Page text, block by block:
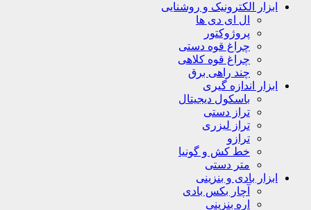
ابزار الکترونیک و روشنایی
ال ای دی ها
پروژوکتور
چراغ قوه دستی
چراغ قوه کلاهی
چند راهی برق
ابزار اندازه گیری
باسکول دیجیتال
تراز دستی
تراز لیزری
ترازو
خط کش و گونیا
متر دستی
ابزار بادی و بنزینی
آچار بکس بادی
اره بنزینی